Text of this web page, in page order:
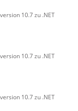
10.7 zu .NET
10.7 zu .NET
10.7 zu .NET